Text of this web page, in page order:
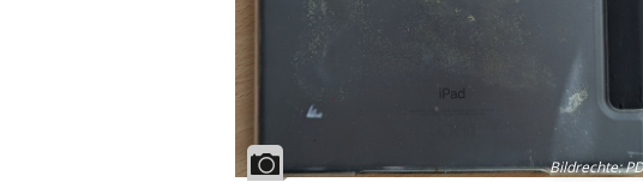
Bildrechte: